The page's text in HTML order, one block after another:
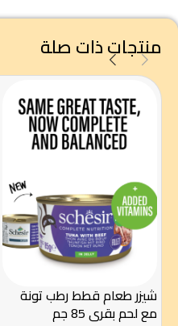
منتجات ذات صلة
شيزر طعام قطط رطب تونة
مع لحم بقري 85 جم